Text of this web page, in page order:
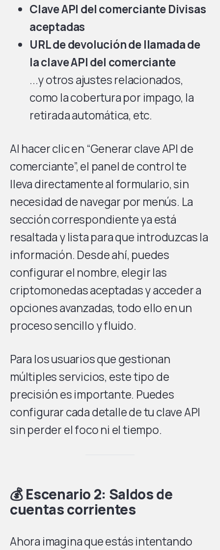
Clave API del comerciante Divisas
aceptadas
URL de devolución de llamada de
la clave API del comerciante
...y otros ajustes relacionados,
como la cobertura por impago, la
retirada automática, etc.
Al hacer clic en “Generar clave API de
comerciante”, el panel de control te
lleva directamente al formulario, sin
necesidad de navegar por menús. La
sección correspondiente ya está
resaltada y lista para que introduzcas la
información. Desde ahí, puedes
configurar el nombre, elegir las
criptomonedas aceptadas y acceder a
opciones avanzadas, todo ello en un
proceso sencillo y fluido.
Para los usuarios que gestionan
múltiples servicios, este tipo de
precisión es importante. Puedes
configurar cada detalle de tu clave API
sin perder el foco ni el tiempo.
💰 Escenario 2: Saldos de
cuentas corrientes
Ahora imagina que estás intentando